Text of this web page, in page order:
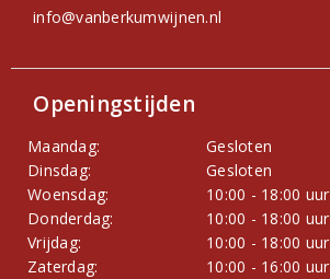
info@vanberkumwijnen.nl
Openingstijden
Maandag:
Gesloten
Dinsdag:
Gesloten
Woensdag:
10:00 - 18:00 uur
Donderdag:
10:00 - 18:00 uur
Vrijdag:
10:00 - 18:00 uur
Zaterdag:
10:00 - 16:00 uur